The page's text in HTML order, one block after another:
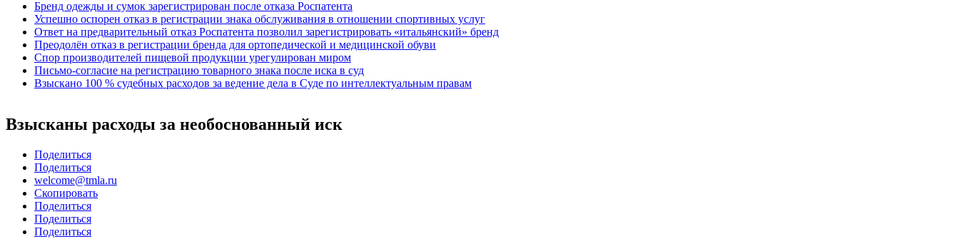
Бренд одежды и сумок зарегистрирован после отказа Роспатента
Успешно оспорен отказ в регистрации знака обслуживания в отношении спортивных услуг
Ответ на предварительный отказ Роспатента позволил зарегистрировать «итальянский» бренд
Преодолён отказ в регистрации бренда для ортопедической и медицинской обуви
Спор производителей пищевой продукции урегулирован миром
Письмо-согласие на регистрацию товарного знака после иска в суд
Взыскано 100 % судебных расходов за ведение дела в Суде по интеллектуальным правам
Взысканы расходы за необоснованный иск
Поделиться
Поделиться
welcome@tmla.ru
Скопировать
Поделиться
Поделиться
Поделиться